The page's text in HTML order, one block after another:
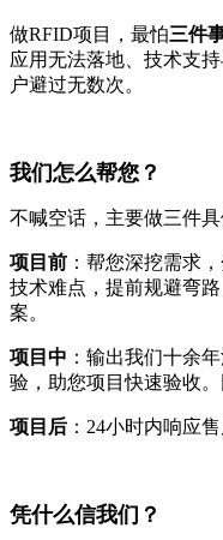
做RFID项目，最怕三件
应用无法落地、技术支
户避过无数次。
我们怎么帮您？
不喊空话，主要做三件具
项目前 ：帮您深挖需求
技术难点，提前规避弯
案。
项目中 ：输出我们十余
验，助您项目快速验收
项目后 ：24小时内响应
凭什么信我们？